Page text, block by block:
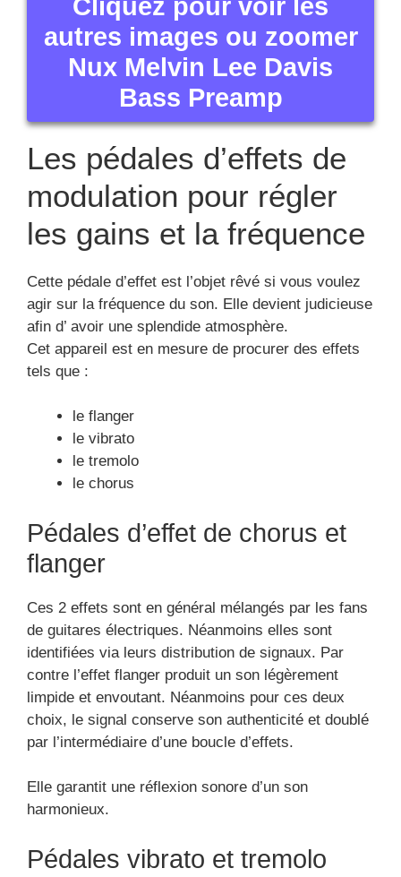
afin d’ avoir une splendide atmosphère.
Cet appareil est en mesure de procurer des effets
tels que :
le flanger
le vibrato
le tremolo
le chorus
Pédales d’effet de chorus et
flanger
Ces 2 effets sont en général mélangés par les fans
de guitares électriques. Néanmoins elles sont
identifiées via leurs distribution de signaux. Par
contre l’effet flanger produit un son légèrement
choix, le signal conserve son authenticité et doublé
par l’intermédiaire d’une boucle d’effets.
Elle garantit une réflexion sonore d’un son
Pédales vibrato et tremolo
principalement utilisés dans les types de musiques
comme :
la Surf Music
le Blue
le Rockabilly
Pédales d’effets de
filtres
Cette pédale d’effet permettra un nivellement du